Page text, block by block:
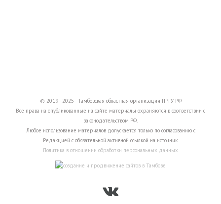
© 2019 - 2025 - Тамбовская областная организация ПРГУ РФ
Все права на опубликованные на сайте материалы охраняются в соответствии с
законодательством РФ.
Любое использование материалов допускается только по согласованию с
Редакцией с обязательной активной ссылкой на источник.
Политика в отношении обработки персональных данных